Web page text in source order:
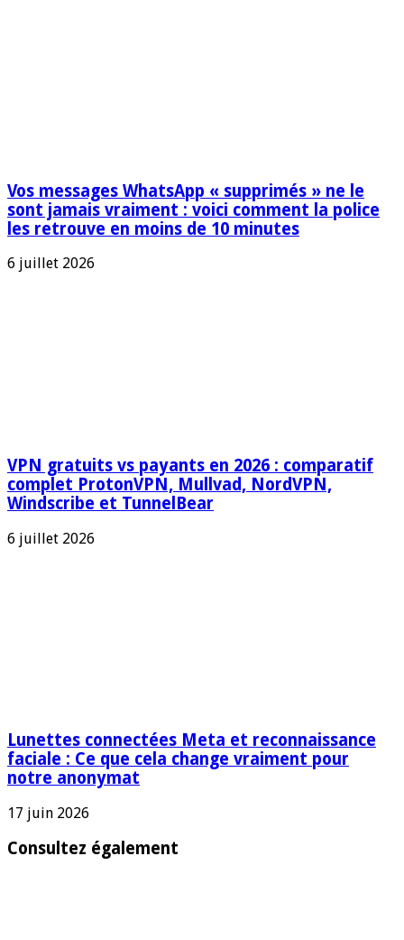
Vos messages WhatsApp « supprimés » ne le
sont jamais vraiment : voici comment la police
les retrouve en moins de 10 minutes
6 juillet 2026
VPN gratuits vs payants en 2026 : comparatif
complet ProtonVPN, Mullvad, NordVPN,
Windscribe et TunnelBear
6 juillet 2026
Lunettes connectées Meta et reconnaissance
faciale : Ce que cela change vraiment pour
notre anonymat
17 juin 2026
Consultez également